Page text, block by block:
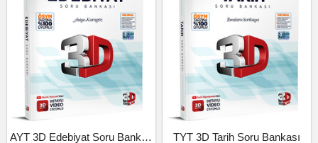
AYT 3D Edebiyat Soru Bankası TYT 3D Tarih Soru Bankası